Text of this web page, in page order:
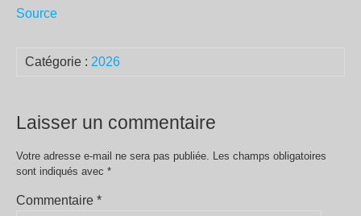
Source
Catégorie : 2026
Laisser un commentaire
Votre adresse e-mail ne sera pas publiée. Les champs obligatoires
sont indiqués avec *
Commentaire *